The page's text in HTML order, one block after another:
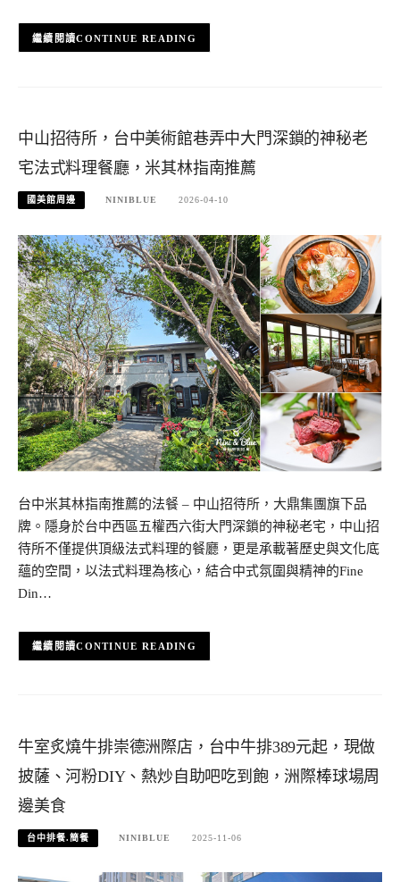
CONTINUE READING
中山招待所，台中美術館巷弄中大門深鎖的神秘老
宅法式料理餐廳，米其林指南推薦
國美館周邊 NINIBLUE 2026-04-10
台中米其林指南推薦的法餐 – 中山招待所，大鼎集團旗下品
牌。隱身於台中西區五權西六街大門深鎖的神秘老宅，中山招
待所不僅提供頂級法式料理的餐廳，更是承載著歷史與文化底
蘊的空間，以法式料理為核心，結合中式氛圍與精神的Fine
Din…
CONTINUE READING
牛室炙燒牛排崇德洲際店，台中牛排389元起，現做
披薩、河粉DIY、熱炒自助吧吃到飽，洲際棒球場周
邊美食
台中排餐.簡餐 NINIBLUE 2025-11-06